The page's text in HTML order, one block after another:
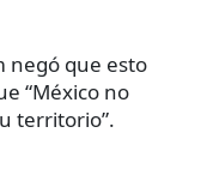
negó que esto
“México no
territorio”.